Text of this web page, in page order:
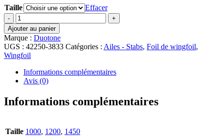
prix :
599,00 €
à
Taille
Effacer
quantité
de
Front
Wing
Whizz
Sls
Duotone
Ajouter au panier
Marque : Duotone
UGS : 42250-3833 Catégories : Ailes - Stabs, Foil de wingfoil,
Wingfoil
Informations complémentaires
Avis (0)
Informations complémentaires
Taille 1000, 1200, 1450